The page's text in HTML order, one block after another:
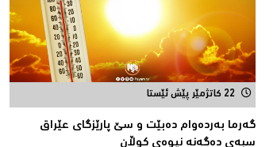
22 کاتژمێر پێش ئێستا
گەرما بەردەوام دەبێت و سێ پارێزگای عێراق
سبەی دەگەنە نیوەی كوڵان